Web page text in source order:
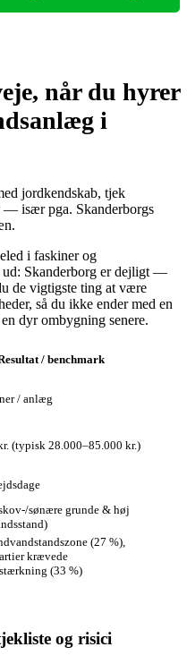
når du hyrer
i
jordkendskab, tjek
— især pga. Skanderborgs
i faskiner og
ud: Skanderborg er dejligt —
de vigtigste ting at være
så du ikke ender med en
dyr ombygning senere.
/ benchmark
/ anlæg
(typisk 28.000–85.000 kr.)
sønære grunde & høj
(27 %),
krævede
(33 %)
og risici